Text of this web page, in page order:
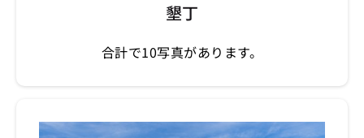
墾丁
合計で10写真があります。